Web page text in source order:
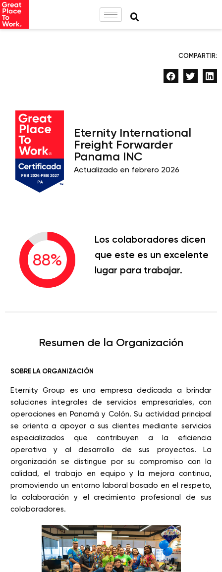
COMPARTIR:
Eternity International
Freight Forwarder
Panama INC
Actualizado en febrero 2026
88%
Los colaboradores dicen
que este es un excelente
lugar para trabajar.
Resumen de la Organización
SOBRE LA ORGANIZACIÓN
Eternity Group es una empresa dedicada a brindar
soluciones integrales de servicios empresariales, con
operaciones en Panamá y Colón. Su actividad principal
se orienta a apoyar a sus clientes mediante servicios
especializados que contribuyen a la eficiencia
operativa y al desarrollo de sus proyectos. La
organización se distingue por su compromiso con la
calidad, el trabajo en equipo y la mejora continua,
promoviendo un entorno laboral basado en el respeto,
la colaboración y el crecimiento profesional de sus
colaboradores.